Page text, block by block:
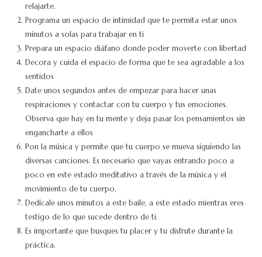
relajarte.
Programa un espacio de intimidad que te permita estar unos
minutos a solas para trabajar en ti
Prepara un espacio diáfano donde poder moverte con libertad
Decora y cuida el espacio de forma que te sea agradable a los
sentidos
Date unos segundos antes de empezar para hacer unas
respiraciones y contactar con tu cuerpo y tus emociones.
Observa que hay en tu mente y deja pasar los pensamientos sin
engancharte a ellos
Pon la música y permite que tu cuerpo se mueva siguiendo las
diversas canciones. Es necesario que vayas entrando poco a
poco en este estado meditativo a través de la música y el
movimiento de tu cuerpo.
Dedícale unos minutos a este baile, a este estado mientras eres
testigo de lo que sucede dentro de ti.
Es importante que busques tu placer y tu disfrute durante la
práctica.